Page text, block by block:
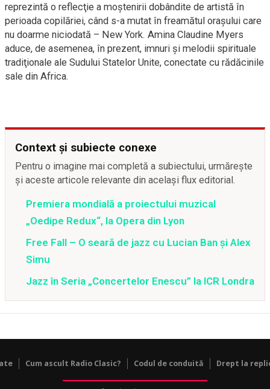
reprezintă o reflecţie a moştenirii dobândite de artistă în
perioada copilăriei, când s-a mutat în freamătul oraşului care
nu doarme niciodată – New York. Amina Claudine Myers
aduce, de asemenea, în prezent, imnuri şi melodii spirituale
tradiţionale ale Sudului Statelor Unite, conectate cu rădăcinile
sale din Africa.
Context și subiecte conexe
Pentru o imagine mai completă a subiectului, urmărește
și aceste articole relevante din același flux editorial.
Premiera mondială a proiectului muzical
„Oedipe Redux“, la Opera din Lyon
Free Fall – O seară de jazz cu Lucian Ban şi Alex
Simu
Jazz în Seria „Concertelor Enescu” la ICR Londra
Cum ascult Radio Clasic? Codul de conduită Drept la